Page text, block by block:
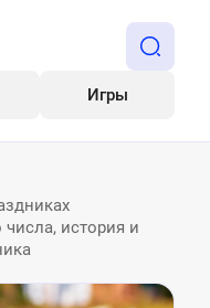
Игры
история и